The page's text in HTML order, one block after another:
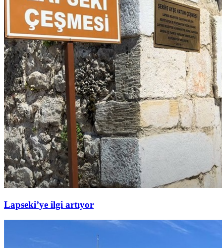
Lapseki’ye ilgi artıyor